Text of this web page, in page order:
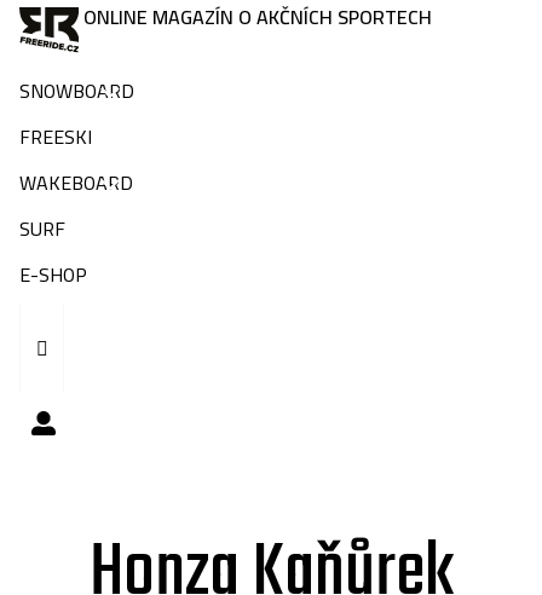
ONLINE MAGAZÍN O AKČNÍCH SPORTECH
SNOWBOARD
FREESKI
WAKEBOARD
SURF
E-SHOP